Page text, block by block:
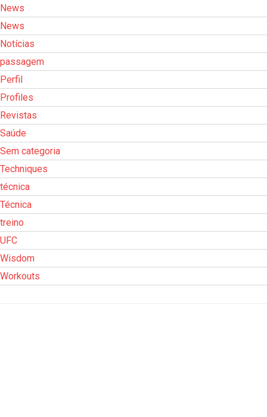
News
News
Notícias
passagem
Perfil
Profiles
Revistas
Saúde
Sem categoria
Techniques
técnica
Técnica
treino
UFC
Wisdom
Workouts